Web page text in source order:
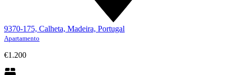
9370-175, Calheta, Madeira, Portugal
Apartamento
€1.200